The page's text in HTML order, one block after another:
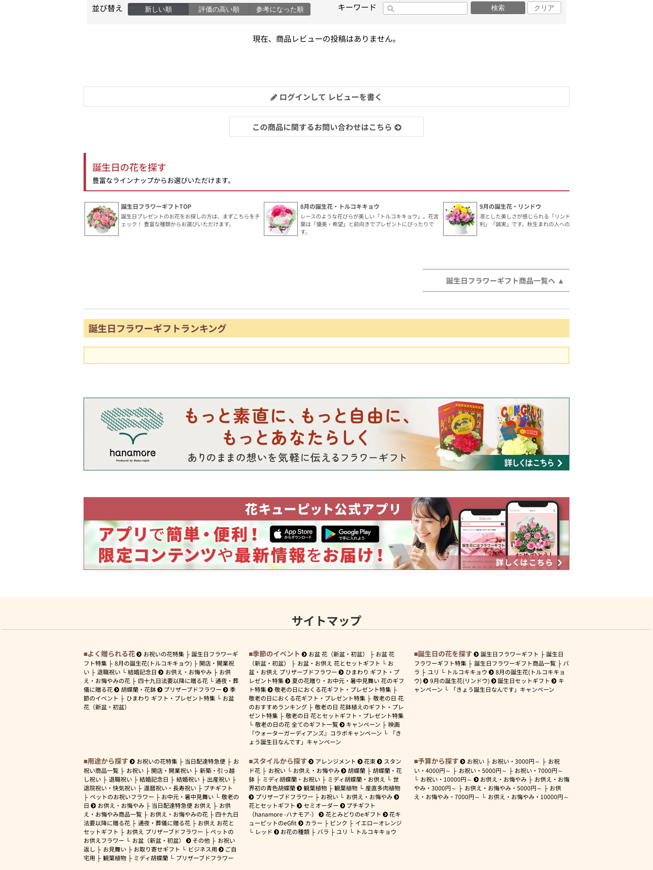
並び替え 新しい順 評価の高い順 参考になった順 キーワード 検索 クリア
現在、商品レビューの投稿はありません。
ログインして レビューを書く
この商品に関するお問い合わせはこちら
誕生日の花を探す
豊富なラインナップからお選びいただけます。
誕生日フラワーギフトTOP
誕生日プレゼントのお花をお探しの方は、まずこちらをチ
ェック！ 豊富な種類からお選びいただけます。
8月の誕生花・トルコキキョウ
レースのような花びらが美しい「トルコキキョウ」。花言
葉は「優美・希望」と前向きでプレゼントにぴったりで
す。
9月の誕生花・リンドウ
凛とした美しさが感じられる「リンドウ」。花言葉は「勝
利」「誠実」です。秋生まれの人へのギフトにおすすめ。
誕生日フラワーギフト商品一覧へ
誕生日フラワーギフトランキング
サイトマップ
よく贈られる花 お祝いの花特集
誕生日フラワーギ
フト特集
8月の誕生花(トルコキキョウ)
開店・開業祝
い
退職祝い 結婚記念日 お供え・お悔やみ
お供
え・お悔やみの花
四十九日法要以降に贈る花
通夜・葬
儀に贈る花
胡蝶蘭・花鉢 プリザーブドフラワー
季
節のイベント
ひまわり ギフト・プレゼント特集
お盆
花（新盆・初盆）
季節のイベント お盆 花（新盆・初盆）
お盆 花
（新盆・初盆）
お盆・お供え 花とセットギフト
お
盆・お供え プリザーブドフラワー
ひまわり ギフト・プ
レゼント特集
夏の花贈り・お中元・暑中見舞い 花のギフ
ト特集
敬老の日におくる花ギフト・プレゼント特集
敬老の日におくる花ギフト・プレゼント特集
敬老の日 花
のおすすめランキング
敬老の日 花鉢植えのギフト・プレ
ゼント特集
敬老の日 花とセットギフト・プレゼント特集
敬老の日の花 全てのギフト一覧
キャンペーン
映画
『ウォーターガーディアンズ』コラボキャンペーン
「き
ょう誕生日なんです」キャンペーン
誕生日の花を探す 誕生日フラワーギフト
誕生日
フラワーギフト特集
誕生日フラワーギフト商品一覧
バ
ラ
ユリ トルコキキョウ
8月の誕生花(トルコキキョ
ウ)
9月の誕生花(リンドウ) 誕生日セットギフト
キ
ャンペーン
「きょう誕生日なんです」キャンペーン
用途から探す お祝いの花特集 当日配達特急便
お
祝い商品一覧
お祝い 開店・開業祝い
新築・引っ越
し祝い
退職祝い 結婚記念日 結婚祝い
出産祝い
退院祝い・快気祝い
還暦祝い・長寿祝い
プチギフト
ペットのお祝いフラワー
お中元・暑中見舞い
敬老の
日
お供え・お悔やみ 当日配達特急便 お供え
お供
え・お悔やみ商品一覧
お供え・お悔やみの花
四十九日
法要以降に贈る花
通夜・葬儀に贈る花
お供え お花と
セットギフト
お供え プリザーブドフラワー
ペットの
お供えフラワー
お盆（新盆・初盆） その他
お祝い
返し
お見舞い お取り寄せギフト ビジネス用
ご自
宅用
観葉植物 ミディ胡蝶蘭 プリザーブドフラワー
スタイルから探す アレンジメント 花束
スタン
ド花
お祝い お供え・お悔やみ 胡蝶蘭
胡蝶蘭・花
鉢
ミディ胡蝶蘭・お祝い ミディ胡蝶蘭・お供え
世
界初の青色胡蝶蘭
観葉植物 観葉植物
産直多肉植物
プリザーブドフラワー
お祝い
お供え・お悔やみ
花とセットギフト
セミオーダー
プチギフト
（hanamore -ハナモア-）
花とみどりのeギフト
花キ
ューピットのeGfit
カラー ピンク
イエローオレンジ
レッド
お花の種類 バラ ユリ トルコキキョウ
予算から探す お祝い お祝い・3000円～
お祝
い・ 4000円～ お祝い・ 5000円～ お祝い・7000円～
お祝い・ 10000円～ お供え・お悔やみ
お供え・お悔
やみ・ 3000円～ お供え・お悔やみ・ 5000円～
お供
え・お悔やみ・ 7000円～ お供え・お悔やみ・ 10000円～